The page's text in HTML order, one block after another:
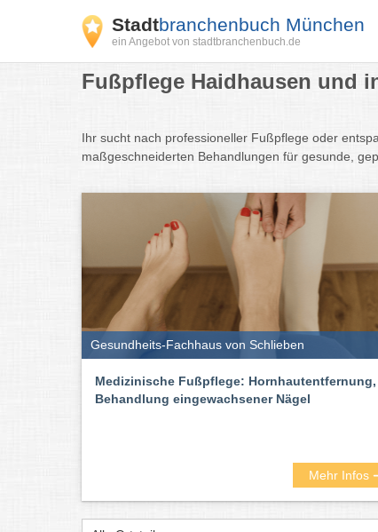
Stadtbranchenbuch München
ein Angebot von stadtbranchenbuch.de
Fußpflege Haidhausen und
Ihr sucht nach professioneller Fußpflege oder
maßgeschneiderten Behandlungen für gesunde,
Gesundheits-Fachhaus von Schlieben
Medizinische Fußpflege: Hornhautentfernung,
Behandlung eingewachsener Nägel
Mehr Infos